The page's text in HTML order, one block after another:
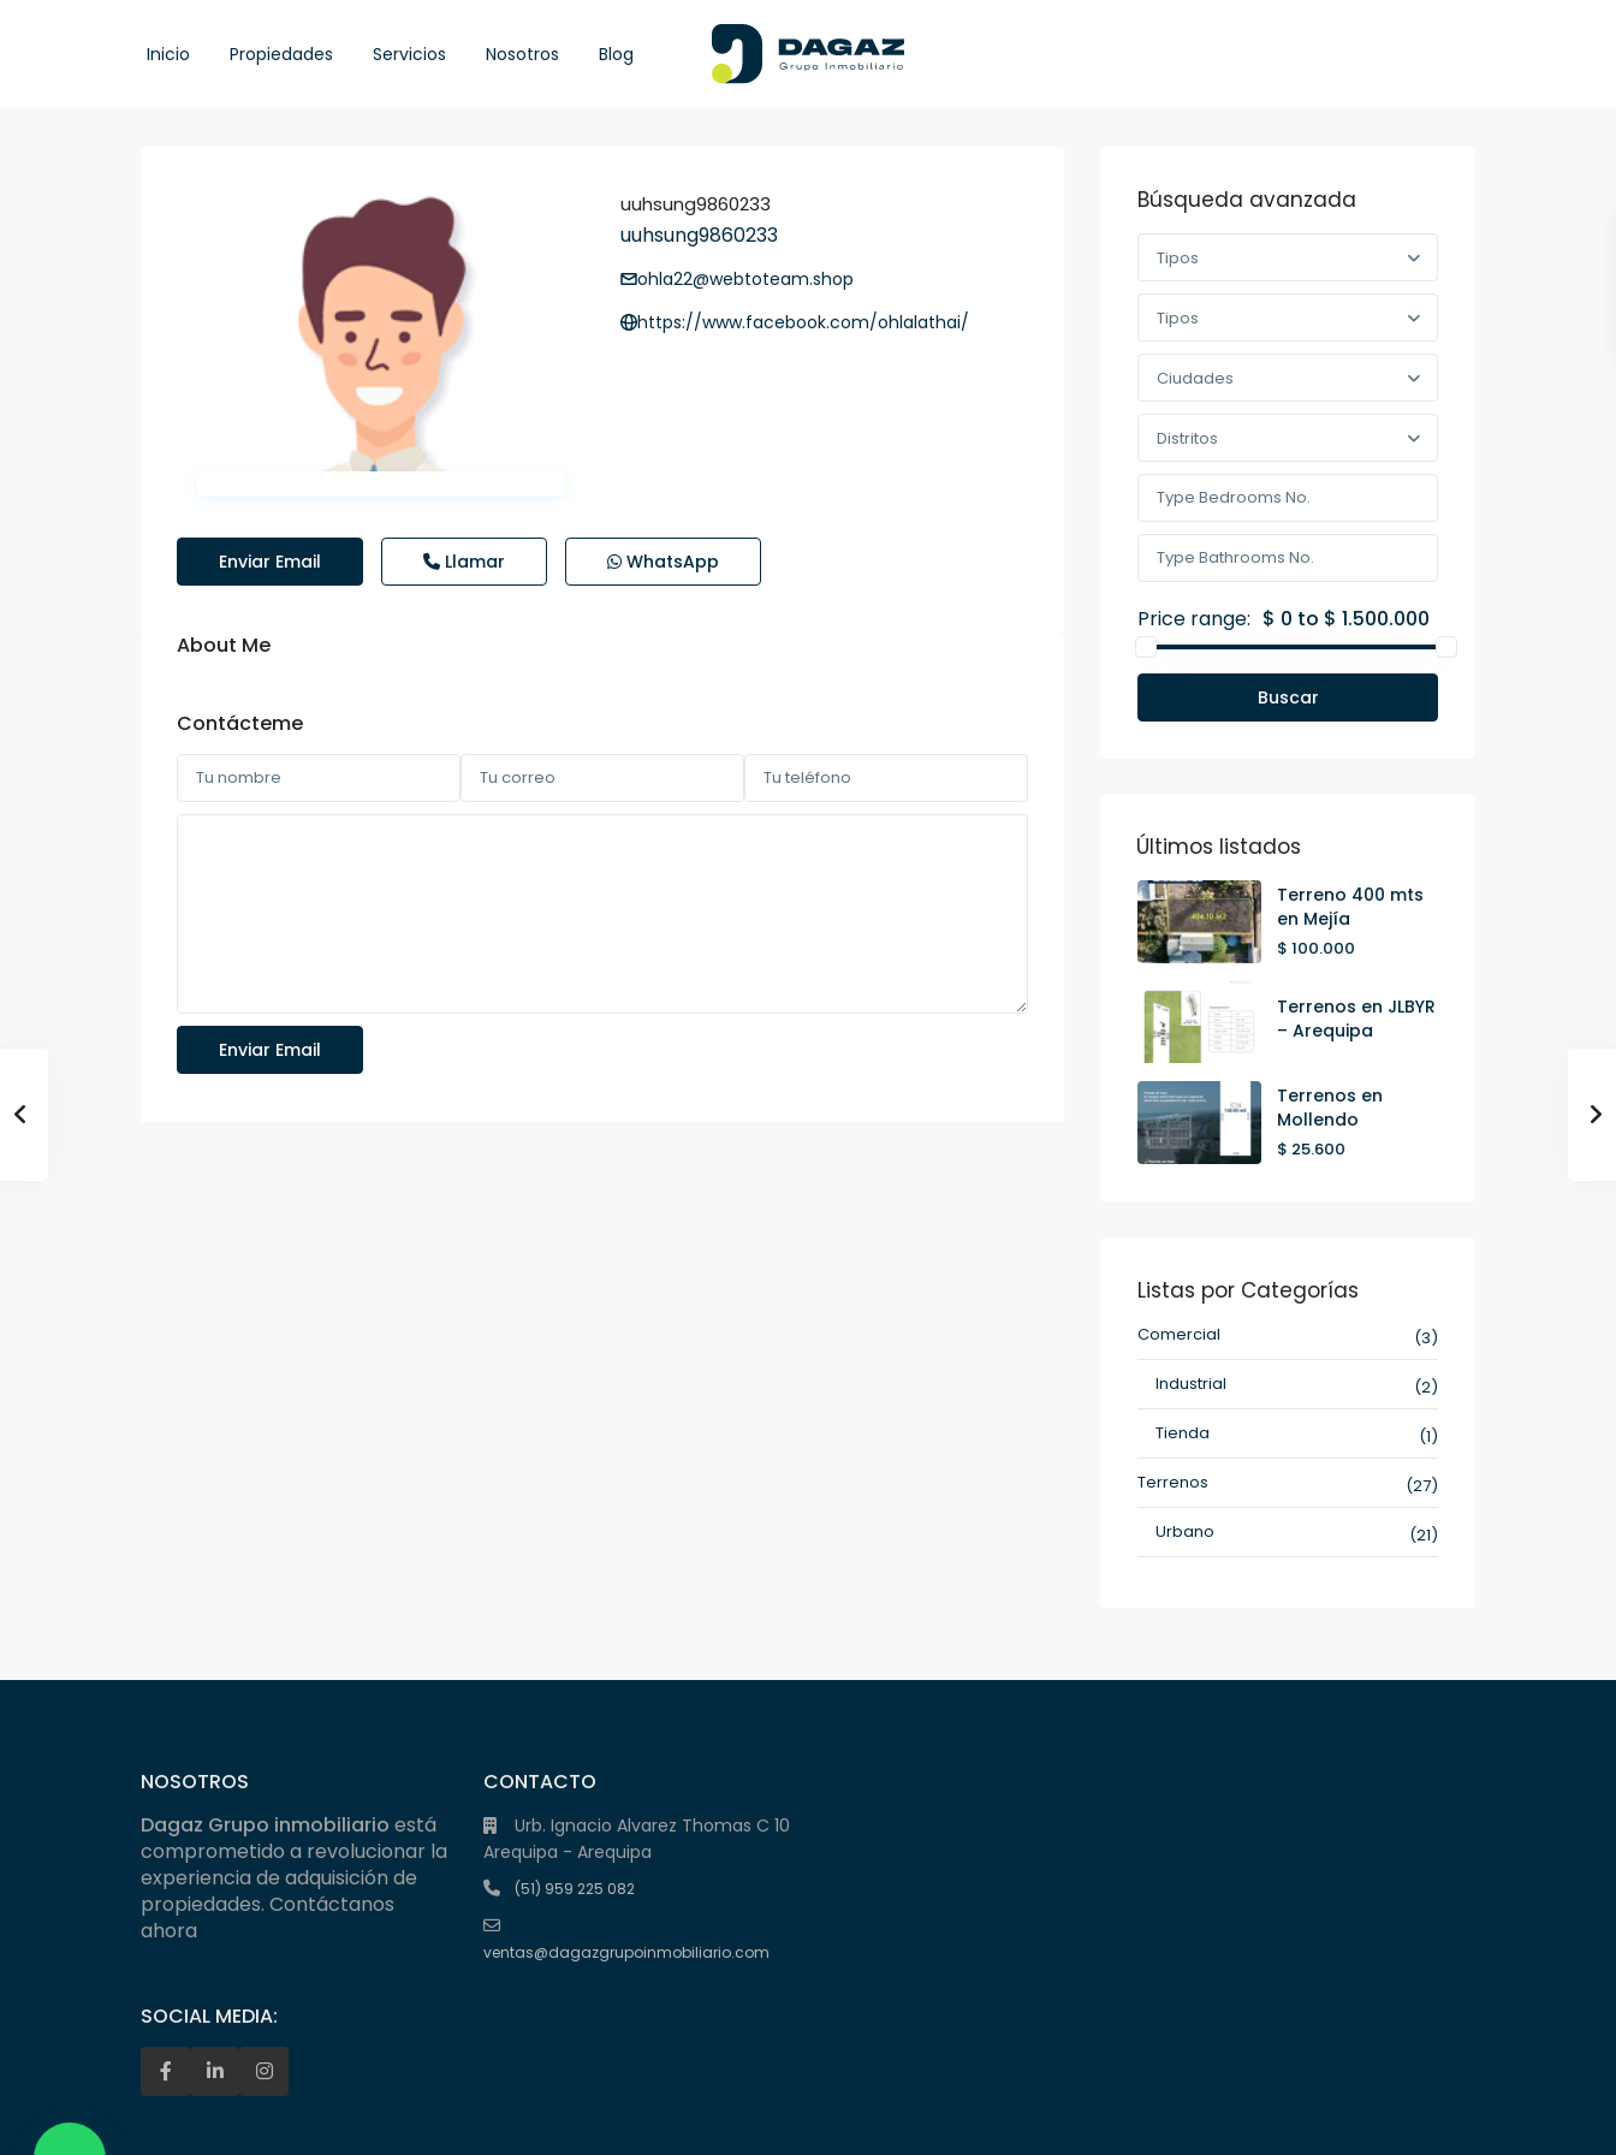
Inicio Propiedades Servicios Nosotros Blog
uuhsung9860233
uuhsung9860233
ohla22@webtoteam.shop
https://www.facebook.com/ohlalathai/
Enviar Email Llamar WhatsApp
About Me
Contácteme
Búsqueda avanzada
Tipos
Tipos
Ciudades
Distritos
Price range: $ 0 to $ 1.500.000
Buscar
Últimos listados
Terreno 400 mts
en Mejía
$ 100.000
Terrenos en JLBYR
– Arequipa
Terrenos en
Mollendo
$ 25.600
Listas por Categorías
Comercial
(3)
Industrial
(2)
Tienda
(1)
Terrenos
(27)
Urbano
(21)
NOSOTROS
Dagaz Grupo inmobiliario está
comprometido a revolucionar la
experiencia de adquisición de
propiedades. Contáctanos
ahora
SOCIAL MEDIA:
CONTACTO
Urb. Ignacio Alvarez Thomas C 10
Arequipa - Arequipa
(51) 959 225 082
ventas@dagazgrupoinmobiliario.com